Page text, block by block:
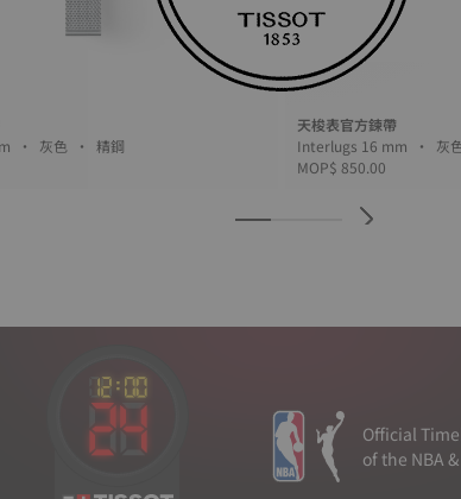
Interlugs 20 mm • 灰色 • 精鋼
天梭表官方鍊帶
MOP$ 850.00
Official
of the NBA